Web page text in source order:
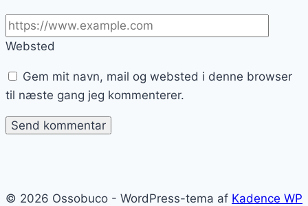
Websted
Gem mit navn, mail og websted i denne browser
til næste gang jeg kommenterer.
© 2026 Ossobuco - WordPress-tema af Kadence WP